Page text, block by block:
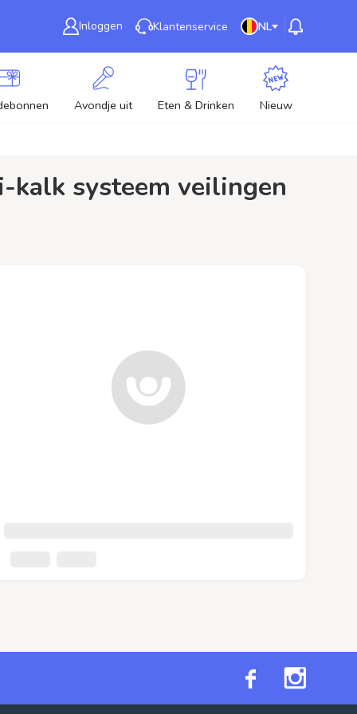
Inloggen Klantenservice NL
Avondje uit Eten & Drinken Nieuw